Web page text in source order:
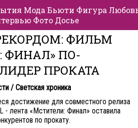
Мода Бьюти Фигура
Фото Досье
ФИЛЬМ
ФИНАЛ» ПО-
ПРОКАТА
/ Светская хроника
достижение для совместного релиза
- лента «Мстители: Финал» оставила
по прокату.